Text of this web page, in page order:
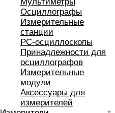
Осциллографы
Измерительные
станции
РС-осциллоскопы
Принадлежности для
осциллографов
Измерительные
модули
Аксессуары для
измерителей